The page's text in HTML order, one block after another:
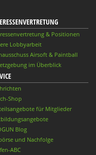
& Positionen
Lobbyarbeit
Airsoft & Paintball
im Überblick
Shop
für Mitglieder
Blog
und Nachfolge
ABC